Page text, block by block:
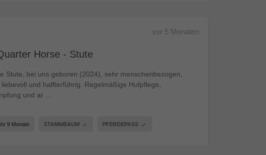
Horse - Stute
vor 5 Monaten
Stute, bei uns geboren (2024), sehr menschenbezogen,
und halfterführig. Regelmäßige Hufpflege,
und ar ...
9 Monate STAMMBAUM PFERDEPASS